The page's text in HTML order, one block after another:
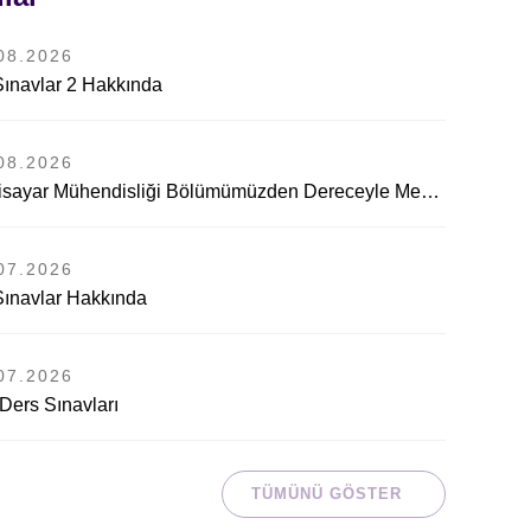
Devlet Üniversitesi
2 Hakkında
Bilgisayar Mühendisliği Bölümümüzden Dereceyle Mezuniyet Başarısı
Hakkında
Sınavları
TÜMÜNÜ GÖSTER